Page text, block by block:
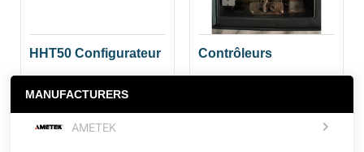
HHT50 Configurateur Contrôleurs
MANUFACTURERS
AMETEK